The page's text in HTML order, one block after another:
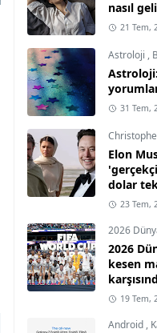
nasıl
21 Tem,
Astroloji ,
31 Tem,
Elon
dolar
23 Tem,
2026
2026
kesen
19 Tem,
Android ,